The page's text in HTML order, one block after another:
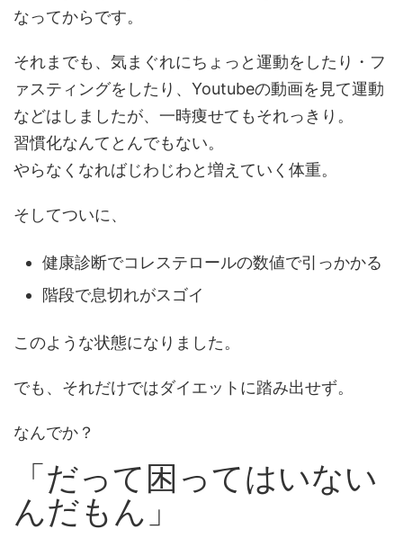
なってからです。
それまでも、気まぐれにちょっと運動をしたり・フ
ァスティングをしたり、Youtubeの動画を見て運動
などはしましたが、一時痩せてもそれっきり。
習慣化なんてとんでもない。
やらなくなればじわじわと増えていく体重。
そしてついに、
健康診断でコレステロールの数値で引っかかる
階段で息切れがスゴイ
このような状態になりました。
でも、それだけではダイエットに踏み出せず。
なんでか？
「だって困ってはいない
んだもん」